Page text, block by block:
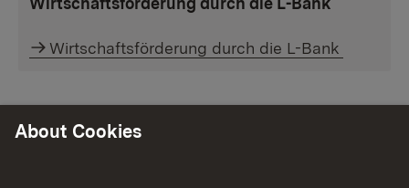
Wirtschaftsförderung durch die L-Bank
About Cookies